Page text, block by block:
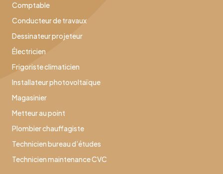
Comptable
Conducteur de travaux
Dessinateur projeteur
Électricien
Frigoriste climaticien
Installateur photovoltaïque
Magasinier
Metteur au point
Plombier chauffagiste
Technicien bureau d’études
Technicien maintenance CVC